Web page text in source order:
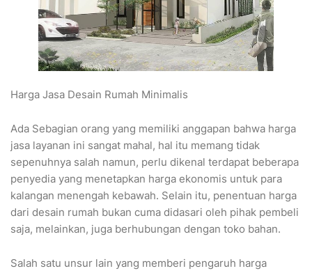
Harga Jasa Desain Rumah Minimalis
Ada Sebagian orang yang memiliki anggapan bahwa harga
jasa layanan ini sangat mahal, hal itu memang tidak
sepenuhnya salah namun, perlu dikenal terdapat beberapa
penyedia yang menetapkan harga ekonomis untuk para
kalangan menengah kebawah. Selain itu, penentuan harga
dari desain rumah bukan cuma didasari oleh pihak pembeli
saja, melainkan, juga berhubungan dengan toko bahan.
Salah satu unsur lain yang memberi pengaruh harga